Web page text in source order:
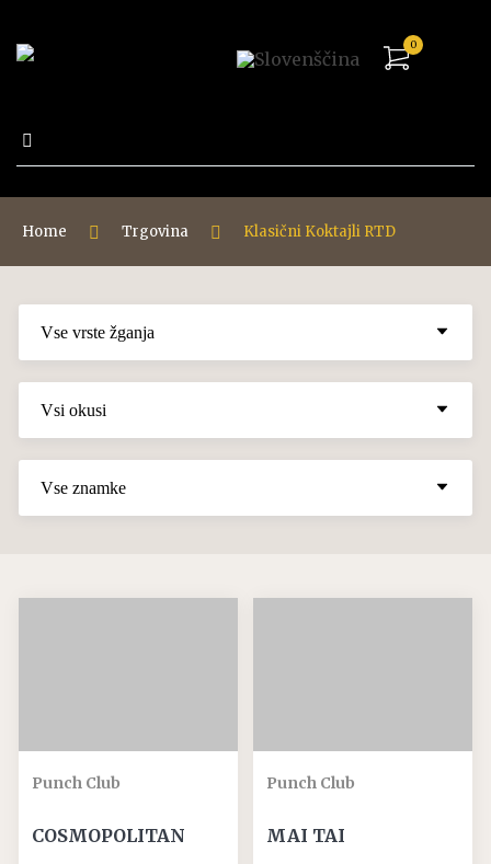
Išči:
0
Home Trgovina Klasični Koktajli RTD
Punch Club
COSMOPOLITAN
Punch Club
MAI TAI